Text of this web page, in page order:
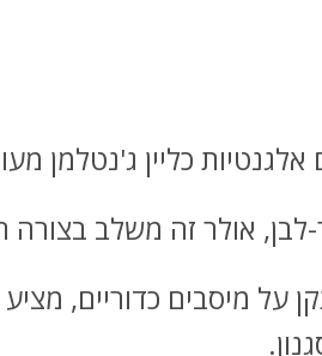
כליין ג'נטלמן
לבן, אולר זה משלב